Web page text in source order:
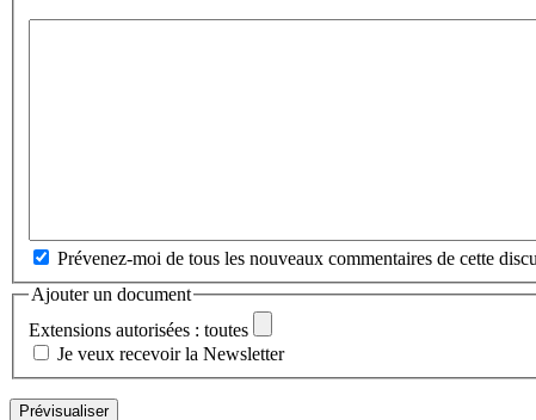
Prévenez-moi de tous les nouveaux commentaires de cette
Ajouter un document
Extensions autorisées : toutes
Je veux recevoir la Newsletter